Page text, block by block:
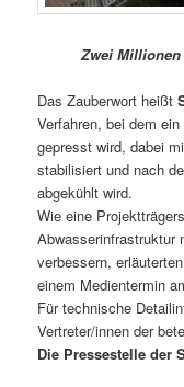
Zwei
Das Zauberwort heißt
Verfahren, bei dem
gepresst wird, dabei
stabilisiert und nach
abgekühlt wird.
Wie eine
Abwasserinfrastruktur
verbessern,
einem Medientermin
Für technische
Vertreter/innen der
Die Pressestelle der